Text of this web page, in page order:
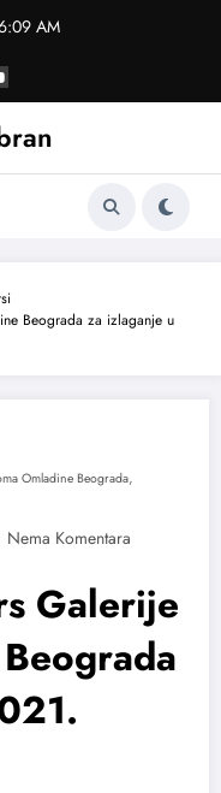
AM
Beograda za izlaganje u
Omladine Beograda,
Galerije